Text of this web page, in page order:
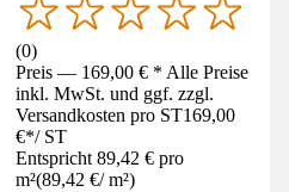
(0)
Preis — 169,00 € * Alle Preise
inkl. MwSt. und ggf. zzgl.
Versandkosten pro ST169,00
€*/ ST
Entspricht 89,42 € pro
m²(89,42 €/ m²)